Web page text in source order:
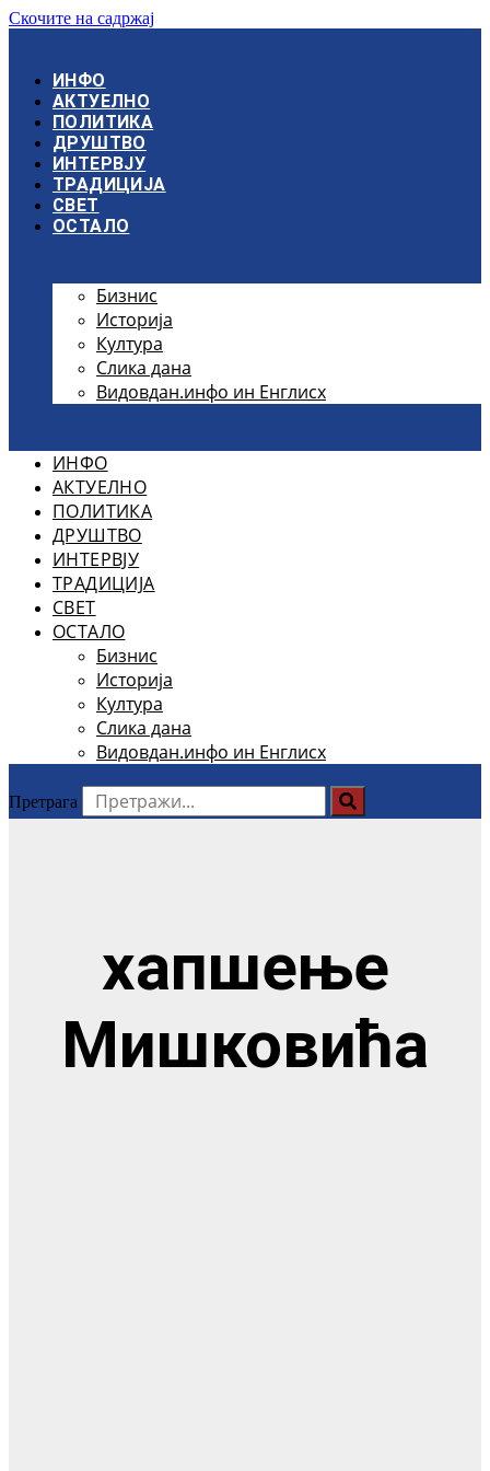
Скочите на садржај
ИНФО
АКТУЕЛНО
ПОЛИТИКА
ДРУШТВО
ИНТЕРВЈУ
ТРАДИЦИЈА
СВЕТ
ОСТАЛО
Бизнис
Историја
Култура
Слика дана
Видовдан.инфо ин Енглисх
ИНФО
АКТУЕЛНО
ПОЛИТИКА
ДРУШТВО
ИНТЕРВЈУ
ТРАДИЦИЈА
СВЕТ
ОСТАЛО
Бизнис
Историја
Култура
Слика дана
Видовдан.инфо ин Енглисх
Претрага
хапшење
Мишковића